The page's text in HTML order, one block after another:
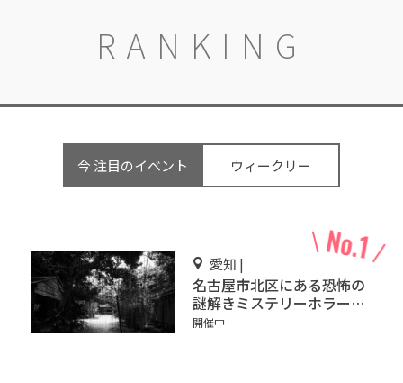
RANKING
今 注目のイベント ウィークリー
愛知 |
名古屋市北区にある恐怖の
謎解きミステリーホラー
「エモい家」あなたは行き
開催中